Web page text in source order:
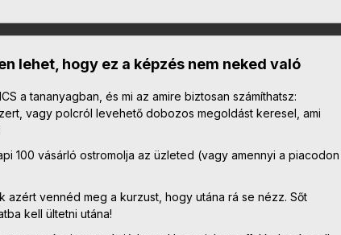
lehet, hogy ez a képzés nem neked való
a tananyagban, és mi az amire biztosan számíthatsz:
vagy polcról levehető dobozos megoldást keresel, ami
100 vásárló ostromolja az üzleted (vagy amennyi a piacodon
azért vennéd meg a kurzust, hogy utána rá se nézz. Sőt
kell ültetni utána!